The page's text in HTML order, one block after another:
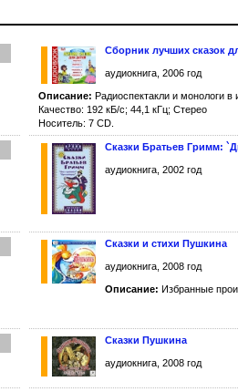
Сборник лучших сказок
аудиокнига, 2006 год
Описание: Радиоспектакли и монологи
Качество: 192 кБ/с; 44,1 кГц; Стерео
Носитель: 7 CD.
Сказки Братьев Гримм:
аудиокнига, 2002 год
Сказки и стихи Пушкина
аудиокнига, 2008 год
Описание: Избранные
Сказки Пушкина
аудиокнига, 2008 год